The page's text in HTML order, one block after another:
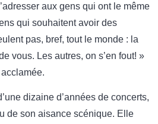
aux gens qui ont le même
qui souhaitent avoir des
pas, bref, tout le monde : la
vous. Les autres, on s’en fout! »
acclamée.
dizaine d’années de concerts,
de son aisance scénique. Elle